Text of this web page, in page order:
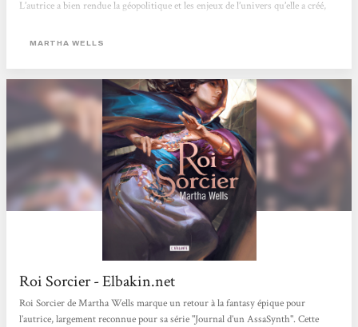
L’autrice a bien rendue la géopolitique et les enjeux de l’univers qu’elle a créé,
des femmes n’ont rien à voir avec les nôtres,...
MARTHA WELLS
Roi Sorcier - Elbakin.net
Roi Sorcier de Martha Wells marque un retour à la fantasy épique pour
l’autrice, largement reconnue pour sa série "Journal d’un AssaSynth". Cette